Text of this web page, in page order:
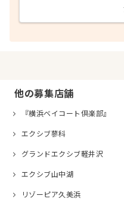
他の募集店舗
『横浜ベイコート倶楽部』
エクシブ蓼科
グランドエクシブ軽井沢
エクシブ山中湖
リゾーピア久美浜